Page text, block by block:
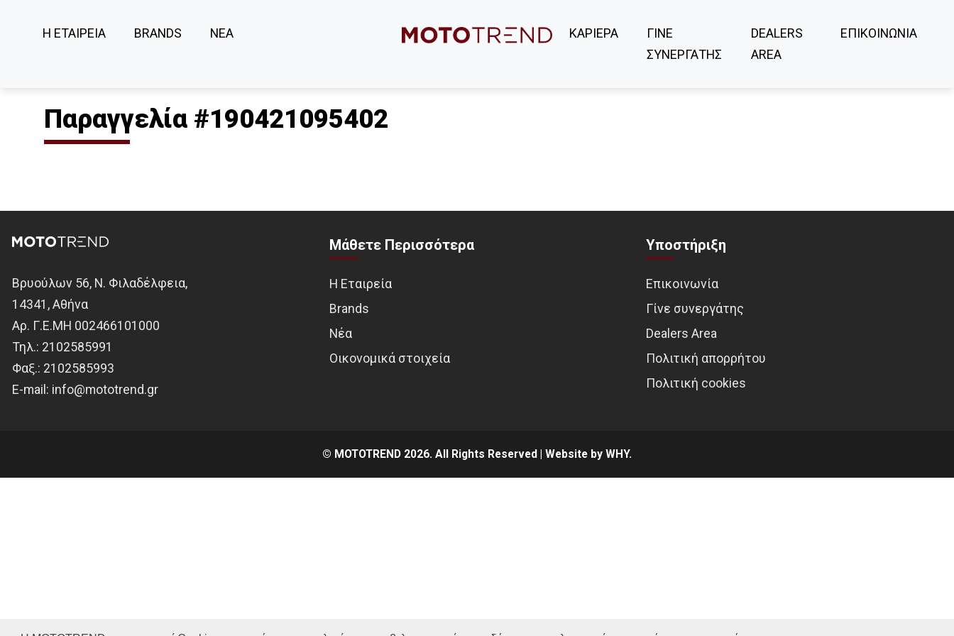
Η ΕΤΑΙΡΕΙΑ BRANDS ΝΕΑ ΚΑΡΙΕΡΑ
ΓΙΝΕ
ΣΥΝΕΡΓΑΤΗΣ
DEALERS
AREA
ΕΠΙΚΟΙΝΩΝΙΑ
Παραγγελία #190421095402
Βρυούλων 56, Ν. Φιλαδέλφεια,
14341, Αθήνα
Αρ. Γ.Ε.ΜΗ 002466101000
Τηλ.: 2102585991
Φαξ.: 2102585993
Ε-mail: info@mototrend.gr
Μάθετε Περισσότερα
Η Εταιρεία
Brands
Νέα
Οικονομικά στοιχεία
Υποστήριξη
Επικοινωνία
Γίνε συνεργάτης
Dealers Area
Πολιτική απορρήτου
Πολιτική cookies
© MOTOTREND 2026. All Rights Reserved | Website by WHY.